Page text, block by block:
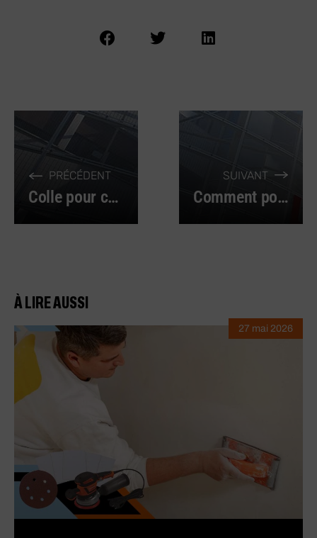
PRÉCÉDENT
Colle pour chaussures professionnelles : utilité et application
SUIVANT
Comment poser une terrasse sur plots ?
À LIRE AUSSI
27 mai 2026